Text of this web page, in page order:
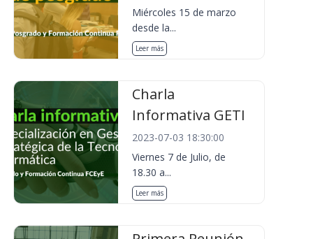
Miércoles 15 de marzo
desde la...
Leer más
Charla
Informativa GETI
2023-07-03 18:30:00
Viernes 7 de Julio, de
18.30 a...
Leer más